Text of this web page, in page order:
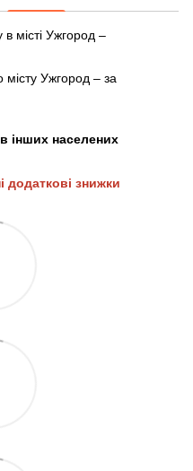
місті Ужгород –
Ужгород – за
інших населених
додаткові знижки